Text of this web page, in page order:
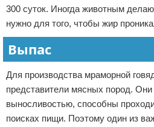
300 суток. Иногда животным
нужно для того, чтобы жир
Выпас
Для производства мраморной
представители мясных пород. Они
выносливостью, способны
поисках пищи. Поэтому один из